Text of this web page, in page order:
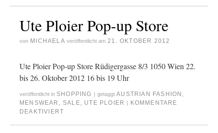
Ute Ploier Pop-up Store
von MICHAELA veröffentlicht am 21. OKTOBER 2012
Ute Ploier Pop-up Store Rüdigergasse 8/3 1050 Wien 22.
bis 26. Oktober 2012 16 bis 19 Uhr
veröffentlicht in SHOPPING | getaggt AUSTRIAN FASHION ,
MENSWEAR , SALE, UTE PLOIER |
KOMMENTARE
DEAKTIVIERT